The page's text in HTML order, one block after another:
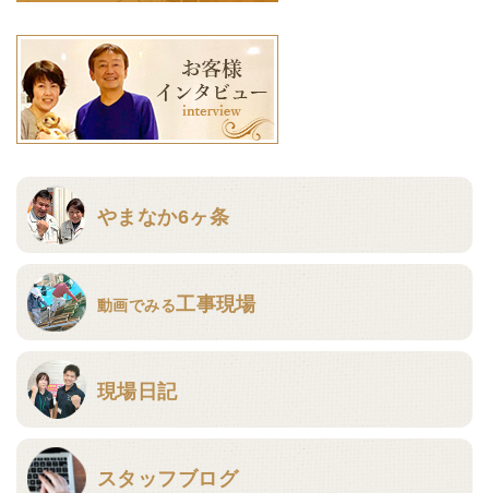
やまなか6ヶ条
動画でみる工事現場
現場日記
スタッフブログ